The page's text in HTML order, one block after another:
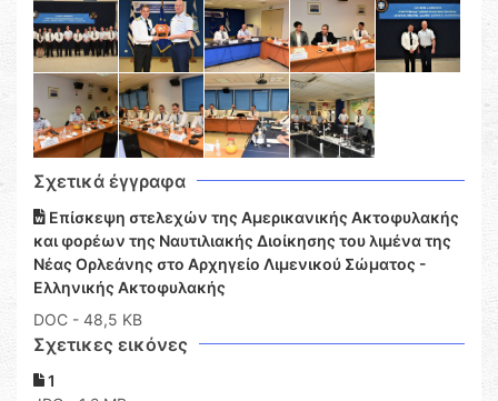
Σχετικά έγγραφα
Επίσκεψη στελεχών της Αμερικανικής Ακτοφυλακής
και φορέων της Ναυτιλιακής Διοίκησης του λιμένα της
Νέας Ορλεάνης στο Αρχηγείο Λιμενικού Σώματος -
Ελληνικής Ακτοφυλακής
DOC - 48,5 KB
Σχετικες εικόνες
1